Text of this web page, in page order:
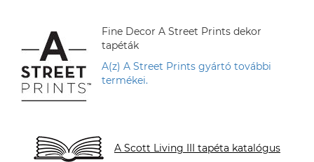
Fine Decor A Street Prints dekor
tapéták
A(z) A Street Prints gyártó további
termékei.
A Scott Living III tapéta katalógus